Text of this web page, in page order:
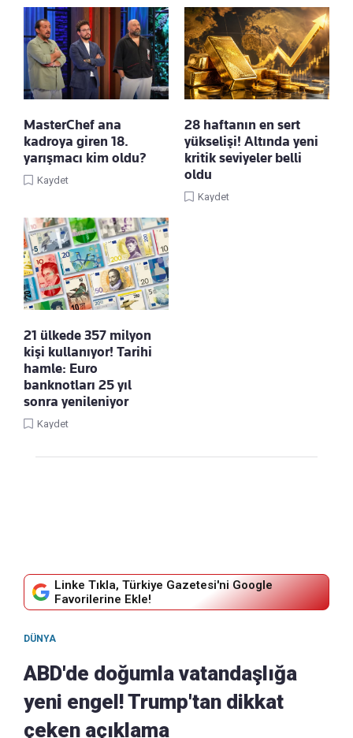
MasterChef ana
kadroya giren 18.
yarışmacı kim oldu?
Kaydet
28 haftanın en sert
yükselişi! Altında yeni
kritik seviyeler belli
oldu
Kaydet
21 ülkede 357 milyon
kişi kullanıyor! Tarihi
hamle: Euro
banknotları 25 yıl
sonra yenileniyor
Kaydet
Linke Tıkla, Türkiye Gazetesi'ni Google
Favorilerine Ekle!
DÜNYA
ABD'de doğumla vatandaşlığa
yeni engel! Trump'tan dikkat
çeken açıklama